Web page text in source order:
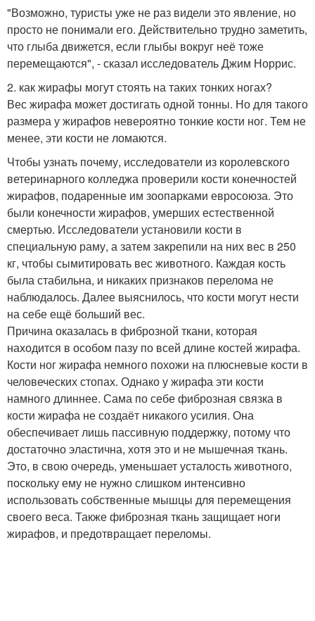
"Возможно, туристы уже не раз видели это явление, но
просто не понимали его. Действительно трудно заметить,
что глыба движется, если глыбы вокруг неё тоже
перемещаются", - сказал исследователь Джим Норрис.
2. как жирафы могут стоять на таких тонких ногах?
Вес жирафа может достигать одной тонны. Но для такого
размера у жирафов невероятно тонкие кости ног. Тем не
менее, эти кости не ломаются.
Чтобы узнать почему, исследователи из королевского
ветеринарного колледжа проверили кости конечностей
жирафов, подаренные им зоопарками евросоюза. Это
были конечности жирафов, умерших естественной
смертью. Исследователи установили кости в
специальную раму, а затем закрепили на них вес в 250
кг, чтобы сымитировать вес животного. Каждая кость
была стабильна, и никаких признаков перелома не
наблюдалось. Далее выяснилось, что кости могут нести
на себе ещё больший вес.
Причина оказалась в фиброзной ткани, которая
находится в особом пазу по всей длине костей жирафа.
Кости ног жирафа немного похожи на плюсневые кости в
человеческих стопах. Однако у жирафа эти кости
намного длиннее. Сама по себе фиброзная связка в
кости жирафа не создаёт никакого усилия. Она
обеспечивает лишь пассивную поддержку, потому что
достаточно эластична, хотя это и не мышечная ткань.
Это, в свою очередь, уменьшает усталость животного,
поскольку ему не нужно слишком интенсивно
использовать собственные мышцы для перемещения
своего веса. Также фиброзная ткань защищает ноги
жирафов, и предотвращает переломы.